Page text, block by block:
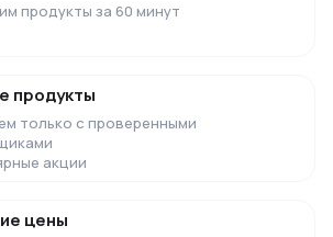
продукты за 60 минут
продукты
только с проверенными
акции
цены